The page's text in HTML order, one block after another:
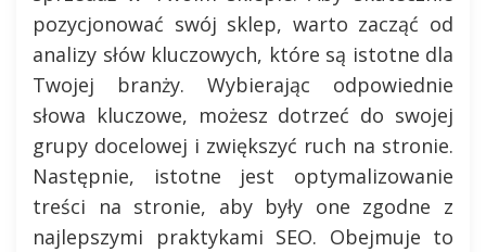
pozycjonować swój sklep, warto zacząć od
analizy słów kluczowych, które są istotne dla
Twojej branży. Wybierając odpowiednie
słowa kluczowe, możesz dotrzeć do swojej
grupy docelowej i zwiększyć ruch na stronie.
Następnie, istotne jest optymalizowanie
treści na stronie, aby były one zgodne z
najlepszymi praktykami SEO. Obejmuje to